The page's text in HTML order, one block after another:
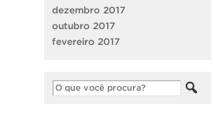
dezembro 2017
outubro 2017
fevereiro 2017